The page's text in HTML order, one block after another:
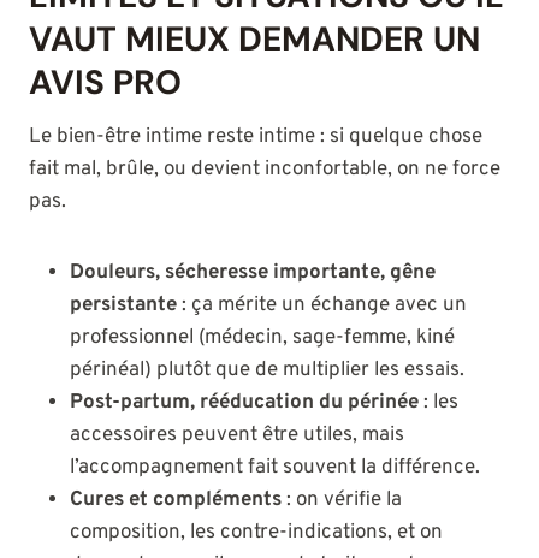
VAUT MIEUX DEMANDER UN
AVIS PRO
Le bien-être intime reste intime : si quelque chose
fait mal, brûle, ou devient inconfortable, on ne force
pas.
Douleurs, sécheresse importante, gêne
persistante: ça mérite un échange avec un
professionnel (médecin, sage-femme, kiné
périnéal) plutôt que de multiplier les essais.
Post-partum, rééducation du périnée: les
accessoires peuvent être utiles, mais
l’accompagnement fait souvent la différence.
Cures et compléments: on vérifie la
composition, les contre-indications, et on